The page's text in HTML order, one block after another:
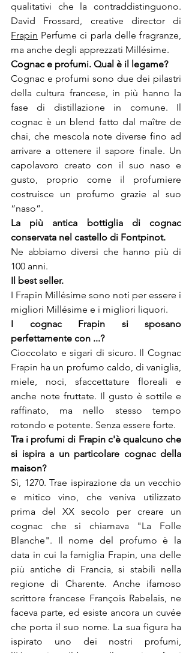
qualitativi che la contraddistinguono.
Frapin Perfume ci parla delle fragranze,
ma anche degli apprezzati Millésime.
Cognac e profumi. Qual è
Cognac e profumi sono due dei pilastri
della cultura francese, in più hanno la
fase di distillazione in comune. Il
cognac è un blend fatto dal maître de
chai, che mescola note diverse fino ad
arrivare a ottenere il sapore finale. Un
capolavoro creato con il suo naso e
gusto, proprio come il profumiere
costruisce un profumo grazie al suo
“naso”.
La più antica bottiglia di cognac
Ne abbiamo diversi che hanno più di
100 anni.
I Frapin Millésime sono noti per essere i
migliori Millésime e i migliori liquori.
I cognac Frapin si sposano
Cioccolato e sigari di sicuro. Il Cognac
Frapin ha un profumo caldo, di vaniglia,
miele, noci, sfaccettature floreali e
anche note fruttate. Il gusto è sottile e
raffinato, ma nello stesso tempo
rotondo e potente. Senza essere forte.
Tra i profumi di Frapin c'è qualcuno che
si ispira a un particolare cognac della
Sì, 1270. Trae ispirazione da un vecchio
e mitico vino, che veniva utilizzato
prima del XX secolo per creare un
cognac che si chiamava "La Folle
Blanche". Il nome del profumo è la
data in cui la famiglia Frapin, una delle
più antiche di Francia, si stabilì nella
regione di Charente. Anche ifamoso
scrittore francese François Rabelais, ne
faceva parte, ed esiste ancora un cuvée
che porta il suo nome. La sua figura ha
ispirato uno dei nostri profumi,